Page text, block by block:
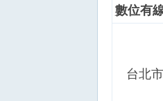
數位有
台北市